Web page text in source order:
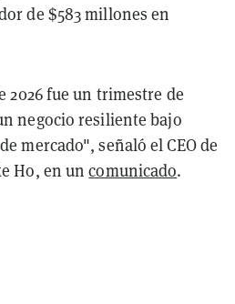
de $583 millones en
2026 fue un trimestre de
negocio resiliente bajo
mercado", señaló el CEO de
Ho, en uncomunicado.